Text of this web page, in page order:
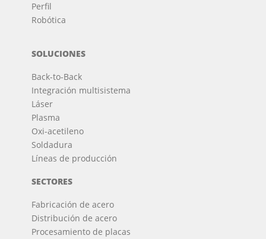
Perfil
Robótica
SOLUCIONES
Back-to-Back
Integración multisistema
Láser
Plasma
Oxi-acetileno
Soldadura
Líneas de producción
SECTORES
Fabricación de acero
Distribución de acero
Procesamiento de placas